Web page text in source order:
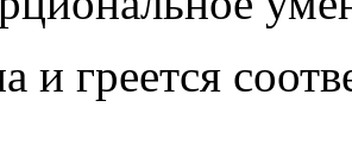
и греется